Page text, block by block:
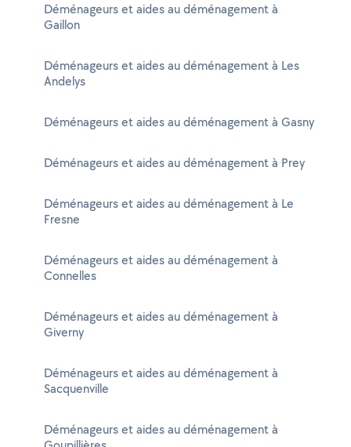
Déménageurs et aides au déménagement à
Gaillon
Déménageurs et aides au déménagement à Les
Andelys
Déménageurs et aides au déménagement à Gasny
Déménageurs et aides au déménagement à Prey
Déménageurs et aides au déménagement à Le
Fresne
Déménageurs et aides au déménagement à
Connelles
Déménageurs et aides au déménagement à
Giverny
Déménageurs et aides au déménagement à
Sacquenville
Déménageurs et aides au déménagement à